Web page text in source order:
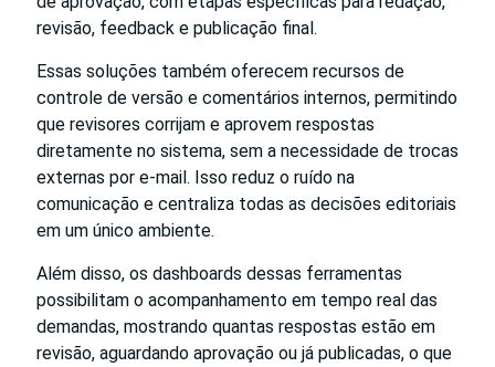
revisão, feedback e publicação final.
Essas soluções também oferecem recursos de
controle de versão e comentários internos, permitindo
que revisores corrijam e aprovem respostas
diretamente no sistema, sem a necessidade de trocas
externas por e-mail. Isso reduz o ruído na
comunicação e centraliza todas as decisões editoriais
em um único ambiente.
Além disso, os dashboards dessas ferramentas
possibilitam o acompanhamento em tempo real das
demandas, mostrando quantas respostas estão em
revisão, aguardando aprovação ou já publicadas, o que